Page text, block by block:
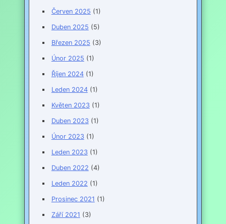
Červen 2025 (1)
Duben 2025 (5)
Březen 2025 (3)
Únor 2025 (1)
Říjen 2024(1)
Leden 2024(1)
Květen 2023(1)
Duben 2023(1)
Únor 2023(1)
Leden 2023(1)
Duben 2022 (4)
Leden 2022 (1)
Prosinec 2021 (1)
Září 2021 (3)